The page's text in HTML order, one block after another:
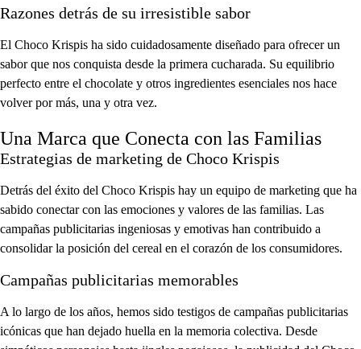
Razones detrás de su irresistible sabor
El Choco Krispis ha sido cuidadosamente diseñado para ofrecer un
sabor que nos conquista desde la primera cucharada. Su equilibrio
perfecto entre el chocolate y otros ingredientes esenciales nos hace
volver por más, una y otra vez.
Una Marca que Conecta con las Familias
Estrategias de marketing de Choco Krispis
Detrás del éxito del Choco Krispis hay un equipo de marketing que ha
sabido conectar con las emociones y valores de las familias. Las
campañas publicitarias ingeniosas y emotivas han contribuido a
consolidar la posición del cereal en el corazón de los consumidores.
Campañas publicitarias memorables
A lo largo de los años, hemos sido testigos de campañas publicitarias
icónicas que han dejado huella en la memoria colectiva. Desde